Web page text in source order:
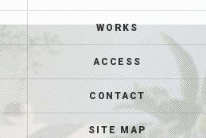
WORKS
ACCESS
CONTACT
SITE MAP